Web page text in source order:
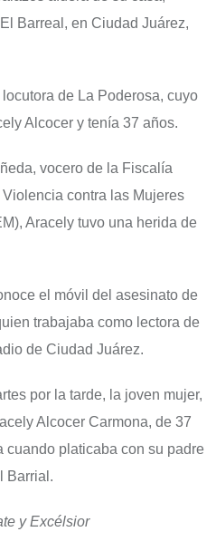
Barreal, en Ciudad Juárez,
de La Poderosa, cuyo
Alcocer y tenía 37 años.
vocero de la Fiscalía
contra las Mujeres
Aracely tuvo una herida de
el móvil del asesinato de
trabajaba como lectora de
de Ciudad Juárez.
por la tarde, la joven mujer,
Alcocer Carmona, de 37
cuando platicaba con su padre
Barrial.
y Excélsior